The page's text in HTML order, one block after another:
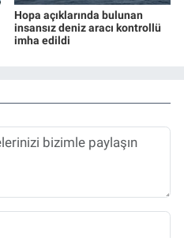
Hopa açıklarında bulunan
insansız deniz aracı kontrollü
imha edildi